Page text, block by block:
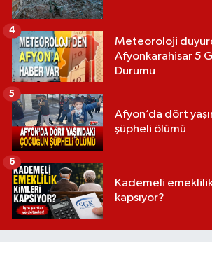
Meteoroloji
Afyonkarahisar 5
Durumu
4
Afyon’da dört
şüpheli ölümü
5
Kademeli
kapsıyor?
6